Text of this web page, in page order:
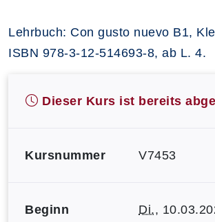
Lehrbuch: Con gusto nuevo B1,
ISBN 978-3-12-514693-8, ab L. 4.
Dieser Kurs ist bereits
Kursnummer V7453
Beginn Di.,